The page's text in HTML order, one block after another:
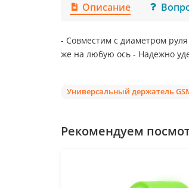
Описание
- Совместим с диаметром
же на любую ось - Надежно
Универсальный держатель
Рекомендуем